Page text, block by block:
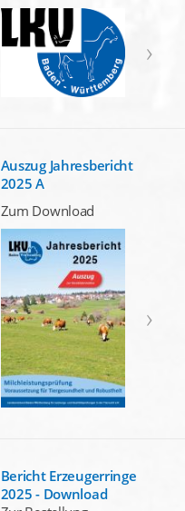
Auszug Jahresbericht
2025 A
Zum Download
Bericht Erzeugerringe
2025 - Download